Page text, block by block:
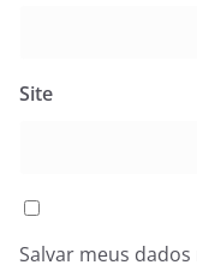
Site
Salvar meus